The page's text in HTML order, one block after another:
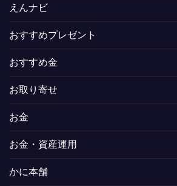
えんナビ
おすすめプレゼント
おすすめ金
お取り寄せ
お金
お金・資産運用
かに本舗